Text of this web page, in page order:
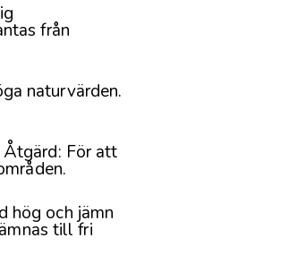
från
naturvärden.
Åtgärd: För att
hög och jämn
till fri